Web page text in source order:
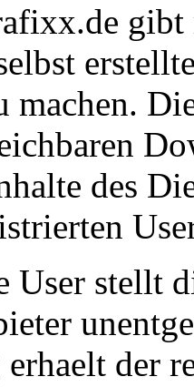
gibt
machen.
des
User stellt
erhaelt der